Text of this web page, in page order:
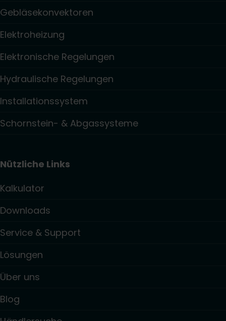
Gebläsekonvektoren
Elektroheizung
Elektronische Regelungen
Hydraulische Regelungen
Installationssystem
Schornstein- & Abgassysteme
Nützliche Links
Kalkulator
Downloads
Service & Support
Lösungen
Über uns
Blog